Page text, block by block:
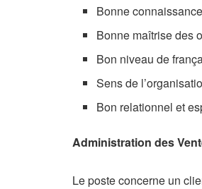
Bonne
Bonne maîtrise des
Bon niveau de
Sens de
Bon relationnel et
Administration des
Le poste concerne un